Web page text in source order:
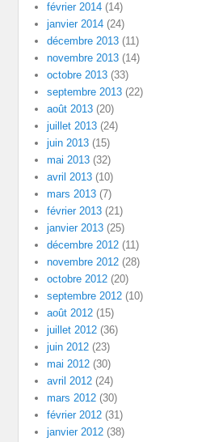
février 2014 (14)
janvier 2014 (24)
décembre 2013 (11)
novembre 2013 (14)
octobre 2013 (33)
septembre 2013 (22)
août 2013 (20)
juillet 2013 (24)
juin 2013 (15)
mai 2013 (32)
avril 2013 (10)
mars 2013 (7)
février 2013 (21)
janvier 2013 (25)
décembre 2012 (11)
novembre 2012 (28)
octobre 2012 (20)
septembre 2012 (10)
août 2012 (15)
juillet 2012 (36)
juin 2012 (23)
mai 2012 (30)
avril 2012 (24)
mars 2012 (30)
février 2012 (31)
janvier 2012 (38)